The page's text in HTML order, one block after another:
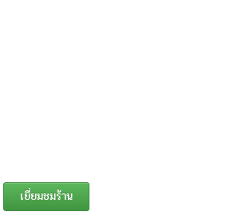
เยี่ยมชมร้าน